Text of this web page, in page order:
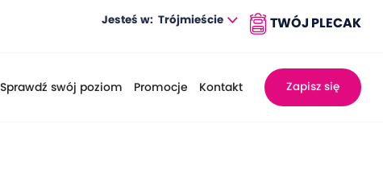
Jesteś w: Trójmieście
Sprawdź swój poziom Promocje Kontakt Zapisz się